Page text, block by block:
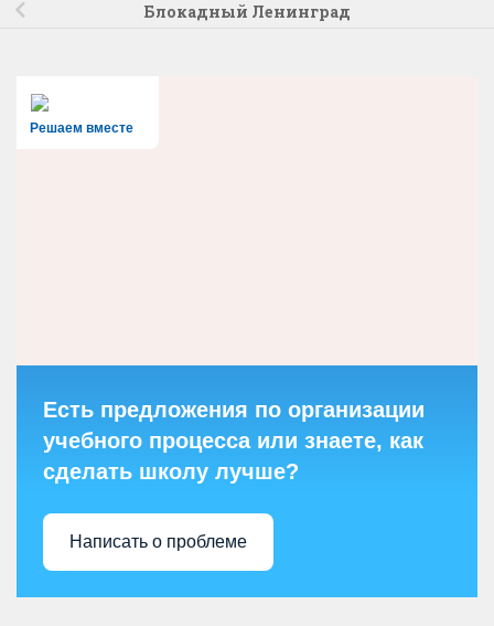
Блокадный Ленинград
Решаем вместе
Есть предложения по организации
учебного процесса или знаете, как
сделать школу лучше?
Написать о проблеме